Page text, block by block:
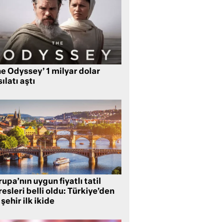
Odyssey’ 1 milyar dolar
aştı
uygun fiyatlı tatil
belli oldu: Türkiye’den
ilk ikide